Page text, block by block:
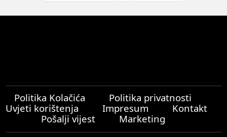
Politika Kolačića
Politika privatnosti
Uvjeti korištenja
Impresum
Kontakt
Pošalji vijest
Marketing